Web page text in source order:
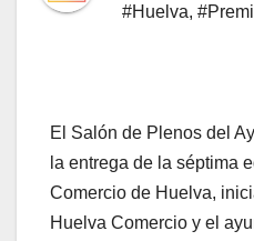
#Huelva,
El Salón de Plenos del
la entrega de la séptima
Comercio de Huelva,
Huelva Comercio y el